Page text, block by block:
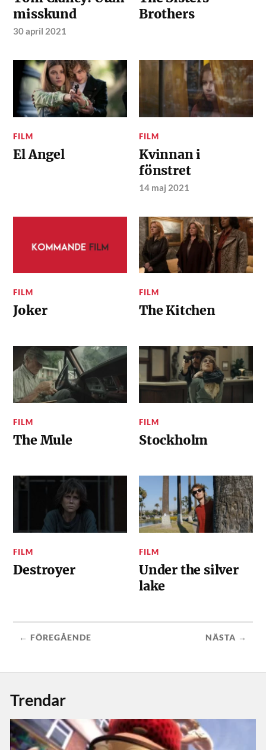
misskund
30 april 2021
Brothers
FILM
El Angel
FILM
Kvinnan i
fönstret
14 maj 2021
FILM
Joker
FILM
The Kitchen
FILM
The Mule
FILM
Stockholm
FILM
Destroyer
FILM
Under the silver
lake
← FÖREGÅENDE NÄSTA →
Trendar